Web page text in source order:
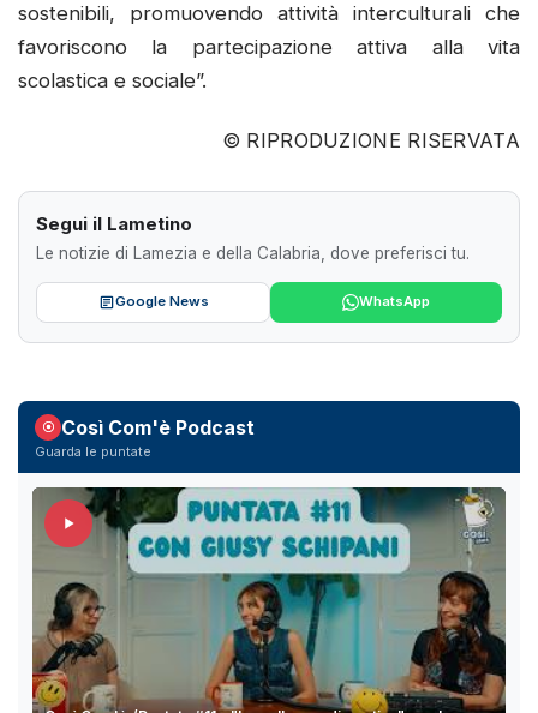
sostenibili, promuovendo attività interculturali che
favoriscono la partecipazione attiva alla vita
scolastica e sociale”.
© RIPRODUZIONE RISERVATA
Segui il Lametino
Le notizie di Lamezia e della Calabria, dove preferisci tu.
Google News WhatsApp
Così Com'è Podcast
Guarda le puntate